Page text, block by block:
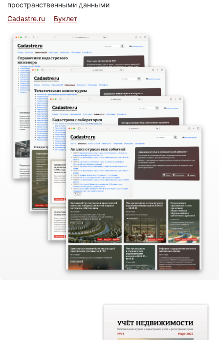
пространственными данными
Cadastre.ru
Буклет